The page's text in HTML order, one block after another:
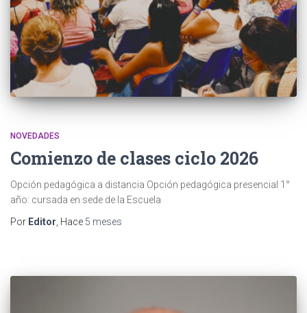
NOVEDADES
Comienzo de clases ciclo 2026
Opción pedagógica a distancia Opción pedagógica presencial 1°
año: cursada en sede de la Escuela
Por Editor , Hace 5 meses